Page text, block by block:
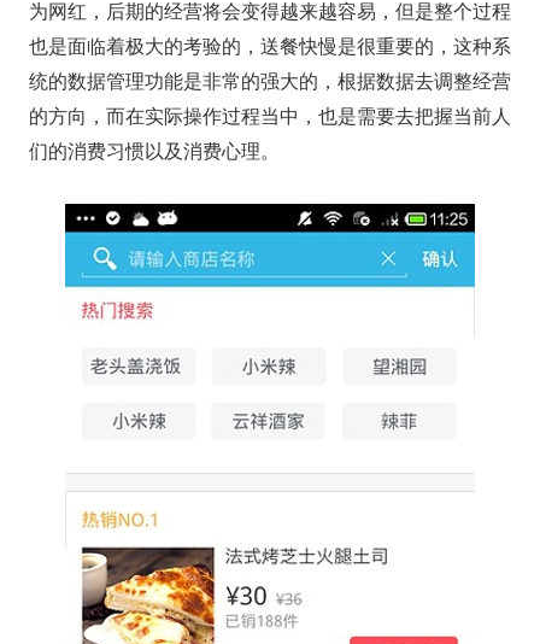
为网红，后期的经营将会变得越来越容易，但是整个过程
也是面临着极大的考验的，送餐快慢是很重要的，这种系
统的数据管理功能是非常的强大的，根据数据去调整经营
的方向，而在实际操作过程当中，也是需要去把握当前人
们的消费习惯以及消费心理。